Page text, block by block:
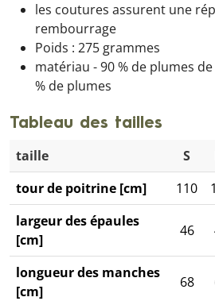
les coutures assurent une
rembourrage
Poids : 275 grammes
matériau - 90 % de plumes
% de plumes
Tableau des tailles
taille S
tour de poitrine [cm]
110
largeur des épaules
[cm]
46
longueur des manches
[cm]
68